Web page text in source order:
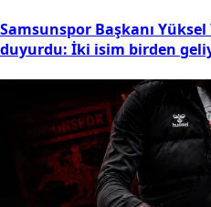
Samsunspor Başkanı
duyurdu: İki isim birden